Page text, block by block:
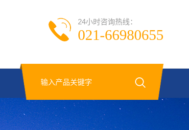
24小时咨询热线：
021-66980655